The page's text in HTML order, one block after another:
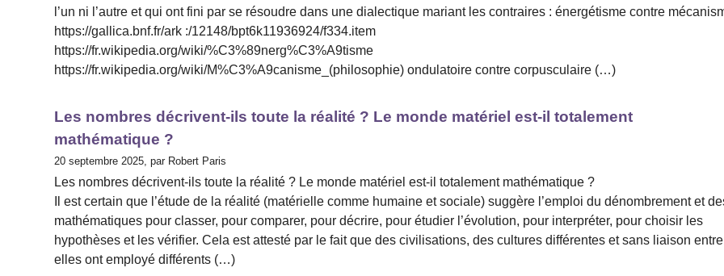
l’un ni l’autre et qui ont fini par se résoudre dans une dialectique mariant les contraires : énergétisme contre
https://gallica.bnf.fr/ark :/12148/bpt6k11936924/f334.item
https://fr.wikipedia.org/wiki/%C3%89nerg%C3%A9tisme
https://fr.wikipedia.org/wiki/M%C3%A9canisme_(philosophie) ondulatoire contre corpusculaire (…)
Les nombres décrivent-ils toute la réalité ? Le monde matériel est-il totalement
mathématique ?
20 septembre 2025, par Robert Paris
Les nombres décrivent-ils toute la réalité ? Le monde matériel est-il totalement mathématique ?
Il est certain que l’étude de la réalité (matérielle comme humaine et sociale) suggère l’emploi du dénombrement et
mathématiques pour classer, pour comparer, pour décrire, pour étudier l’évolution, pour interpréter, pour choisir les
hypothèses et les vérifier. Cela est attesté par le fait que des civilisations, des cultures différentes et sans liaison entre
elles ont employé différents (…)